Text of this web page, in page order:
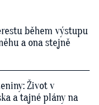
během výstupu
a ona stejně
Život v
a tajné plány na